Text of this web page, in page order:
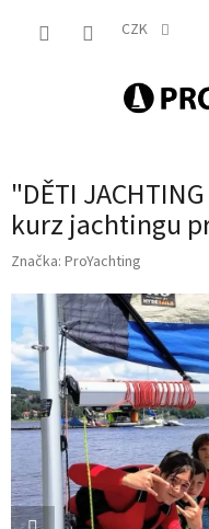
CZK
"DĚTI
kurz jachtingu
Značka: ProYachting